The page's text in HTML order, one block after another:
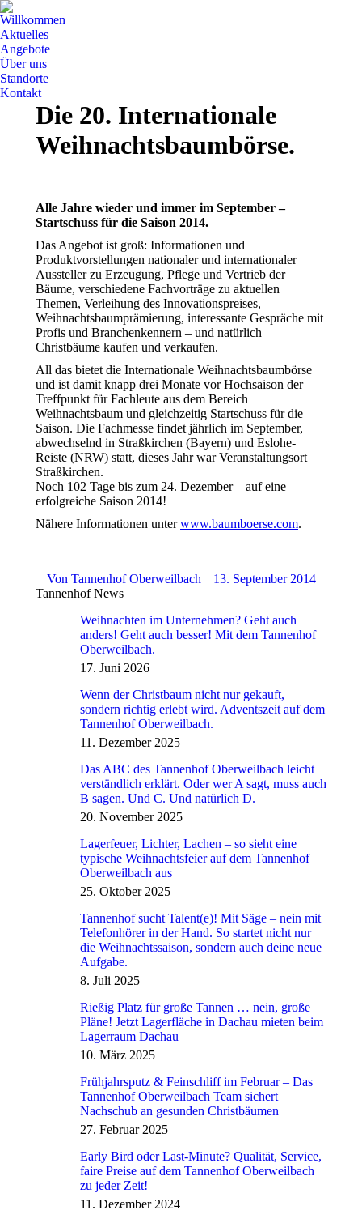
Willkommen
Aktuelles
Angebote
Über uns
Standorte
Kontakt
Die 20. Internationale
Weihnachtsbaumbörse.
Alle Jahre wieder und immer im September –
Startschuss für die Saison 2014.
Das Angebot ist groß: Informationen und
Produktvorstellungen nationaler und internationaler
Aussteller zu Erzeugung, Pflege und Vertrieb der
Bäume, verschiedene Fachvorträge zu aktuellen
Themen, Verleihung des Innovationspreises,
Weihnachtsbaumprämierung, interessante Gespräche mit
Profis und Branchenkennern – und natürlich
Christbäume kaufen und verkaufen.
All das bietet die Internationale Weihnachtsbaumbörse
und ist damit knapp drei Monate vor Hochsaison der
Treffpunkt für Fachleute aus dem Bereich
Weihnachtsbaum und gleichzeitig Startschuss für die
Saison. Die Fachmesse findet jährlich im September,
abwechselnd in Straßkirchen (Bayern) und Eslohe-
Reiste (NRW) statt, dieses Jahr war Veranstaltungsort
Straßkirchen.
Noch 102 Tage bis zum 24. Dezember – auf eine
erfolgreiche Saison 2014!
Nähere Informationen unterwww.baumboerse.com.
Von Tannenhof Oberweilbach
13. September 2014
Tannenhof News
Weihnachten im Unternehmen? Geht auch
anders! Geht auch besser! Mit dem Tannenhof
Oberweilbach.
17. Juni 2026
Wenn der Christbaum nicht nur gekauft,
sondern richtig erlebt wird. Adventszeit auf dem
Tannenhof Oberweilbach.
11. Dezember 2025
Das ABC des Tannenhof Oberweilbach leicht
verständlich erklärt. Oder wer A sagt, muss auch
B sagen. Und C. Und natürlich D.
20. November 2025
Lagerfeuer, Lichter, Lachen – so sieht eine
typische Weihnachtsfeier auf dem Tannenhof
Oberweilbach aus
25. Oktober 2025
Tannenhof sucht Talent(e)! Mit Säge – nein mit
Telefonhörer in der Hand. So startet nicht nur
die Weihnachtssaison, sondern auch deine neue
Aufgabe.
8. Juli 2025
Rießig Platz für große Tannen … nein, große
Pläne! Jetzt Lagerfläche in Dachau mieten beim
Lagerraum Dachau
10. März 2025
Frühjahrsputz & Feinschliff im Februar – Das
Tannenhof Oberweilbach Team sichert
Nachschub an gesunden Christbäumen
27. Februar 2025
Early Bird oder Last-Minute? Qualität, Service,
faire Preise auf dem Tannenhof Oberweilbach
zu jeder Zeit!
11. Dezember 2024